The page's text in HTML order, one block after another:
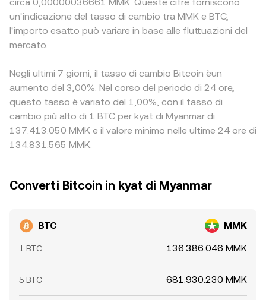
un'indicazione del tasso di cambio tra MMK e BTC,
l'importo esatto può variare in base alle fluttuazioni del
mercato.
Negli ultimi 7 giorni, il tasso di cambio Bitcoin èun
aumento del 3,00%. Nel corso del periodo di 24 ore,
questo tasso è variato del 1,00%, con il tasso di
cambio più alto di 1 BTC per kyat di Myanmar di
137.413.050 MMK e il valore minimo nelle ultime 24 ore di
134.831.565 MMK.
Converti Bitcoin in kyat di Myanmar
BTC MMK
1 BTC 136.386.046 MMK
5 BTC 681.930.230 MMK